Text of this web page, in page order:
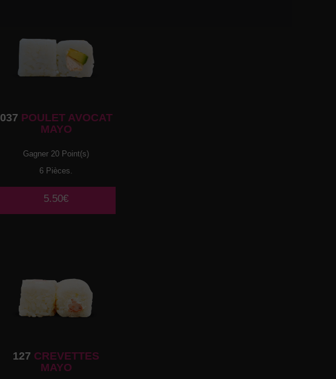
037 POULET AVOCAT
MAYO
Gagner 20 Point(s)
6 Pièces.
5.50€
127 CREVETTES
MAYO